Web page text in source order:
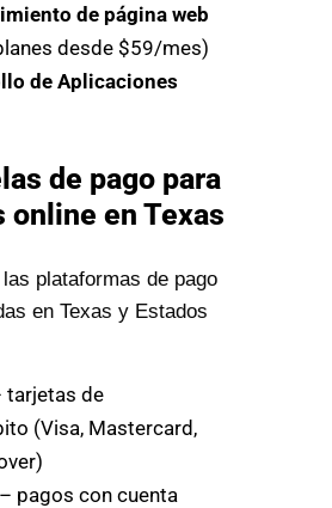
de página web
desde $59/mes)
de Aplicaciones
de pago para
online en Texas
plataformas de pago
en Texas y Estados
tarjetas de
(Visa, Mastercard,
– pagos con cuenta